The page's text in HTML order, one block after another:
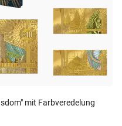
mit Farbveredelung